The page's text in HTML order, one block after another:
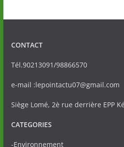
CONTACT
Tél.90213091/98866570
e-mail :lepointactu07@gmail.com
Siège Lomé, 2è rue derrière EPP
CATEGORIES
-Environnement